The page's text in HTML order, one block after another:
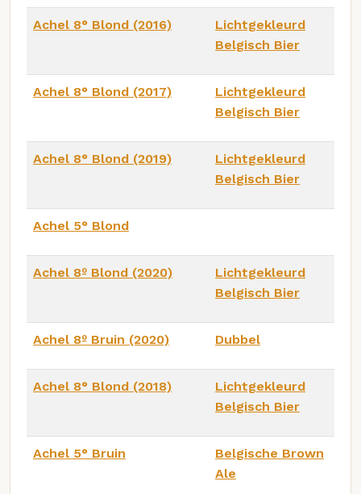
Achel 8° Blond (2016)
Lichtgekleurd
Belgisch Bier
Achel 8° Blond (2017)
Lichtgekleurd
Belgisch Bier
Achel 8° Blond (2019)
Lichtgekleurd
Belgisch Bier
Achel 5° Blond
Achel 8º Blond (2020)
Lichtgekleurd
Belgisch Bier
Achel 8º Bruin (2020) Dubbel
Achel 8° Blond (2018)
Lichtgekleurd
Belgisch Bier
Achel 5° Bruin
Belgische Brown
Ale